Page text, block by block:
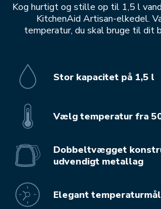
Kog hurtigt og stille op til 1,5 l
KitchenAid Artisan-elkedel.
temperatur, du skal bruge til dit
Stor kapacitet på 1,5 l
Vælg temperatur fra 50
Dobbeltvægget
udvendigt metallag
Elegant